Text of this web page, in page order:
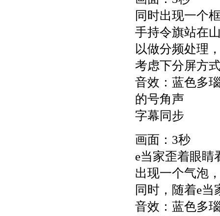
同时出现一个
手持令旗站在
以做分频处理
考虑下分屏方
音效：蓝色多
的号角声
字幕同步
画面：3秒
e当家歪着眼睛
出现一个气泡
同时，随着e
音效：蓝色多